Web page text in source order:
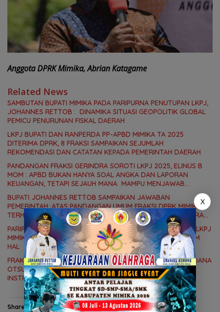
Anggota DPRK Mimika, Abrian Katagame
Related News
SAMBUTAN BUPATI MIMIKA PADA PARIPURNA PENUTUPAN LKPJ,
JOHANNES RETTOB : DINAMIKA SITUASI GEOPOLITIK GLOBAL
PEMICU PENURUNAN FISKAL DAERAH
LKPJ BUPATI DAN RANPERDA PP-APBD MIMIKA TA 2025
DITERIMA DPRK, 8 FRAKSI SAMPAIKAN SEJUMLAH
REKOMENDASI DAN CATATAN KEPADA PEMERINTAH DAERAH
PANDANGAN FRAKSI GERINDRA SOROTI LKPJ 2025, ELINUS B
MOM : APBD BUKAN HANYA SOAL ANGKA DAN LAPORAN
KEUANGAN, TETAPI SEJAUH MANA MAMPU MENJAWAB
BUPATI JOHANNES RETTOB SAMPAIKAN JAWABAN
PEMERINTAH, ATAS PANDANGAN UMUM FRAKSI DPRK MIMIKA
TERHADAP LKPJ DAN RANPERDA PP- APBD TAHUN ANGGARAN
PARIPURNA II DPRK MIMIKA ATAS PIDATO BUPATI TENTANG LKPJ
MIMIKA TA 2025, 8 FRAKSI DPRK MIMIKA SOROTI BERMACAM
HAL
FRAKSI DEMOKRAT SOROTI SOAL MENURUNNYA ALOKASI DANA
OTSUS, DESSY PUTRIKA : PADAHAL OTSUS MERUPAKAN
INSTRUMEN UTAMA PEMBIAYAAN AFIRMASI BAGI OAP
Share this:
X